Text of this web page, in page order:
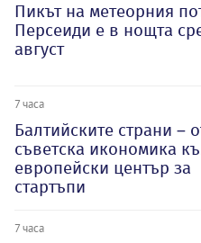
Пикът на метеорния
Персеиди е в нощта
август
7 часа
Балтийските страни –
съветска икономика
европейски център за
стартъпи
7 часа